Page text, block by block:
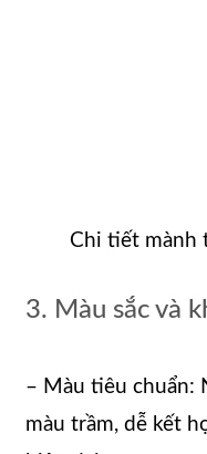
Chi tiết mành
3. Màu sắc và
– Màu tiêu chuẩn:
màu trầm, dễ kết